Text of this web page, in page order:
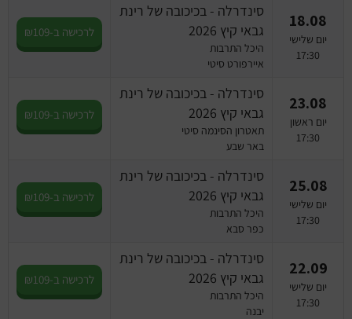
18.08
יום שלישי
17:30
סינדרלה - בכיכובה של רינת
גבאי קיץ 2026
היכל התרבות
איירפורט סיטי
לרכישה ב-₪109
23.08
יום ראשון
17:30
סינדרלה - בכיכובה של רינת
גבאי קיץ 2026
תאטרון הסינמה סיטי
באר שבע
לרכישה ב-₪109
25.08
יום שלישי
17:30
סינדרלה - בכיכובה של רינת
גבאי קיץ 2026
היכל התרבות
כפר סבא
לרכישה ב-₪109
22.09
יום שלישי
17:30
סינדרלה - בכיכובה של רינת
גבאי קיץ 2026
היכל התרבות
יבנה
לרכישה ב-₪109